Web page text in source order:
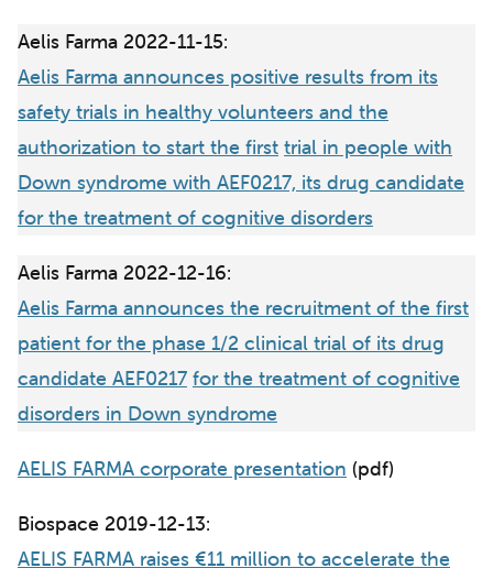
Aelis Farma 2022-11-15:
Aelis Farma announces positive results from its
safety trials in healthy volunteers and the
authorization to start the first trial in people with
Down syndrome with AEF0217, its drug candidate
for the treatment of cognitive disorders
Aelis Farma 2022-12-16:
Aelis Farma announces the recruitment of the first
patient for the phase 1/2 clinical trial of its drug
candidate AEF0217 for the treatment of cognitive
disorders in Down syndrome
AELIS FARMA corporate presentation (pdf)
Biospace 2019-12-13:
AELIS FARMA raises €11 million to accelerate the